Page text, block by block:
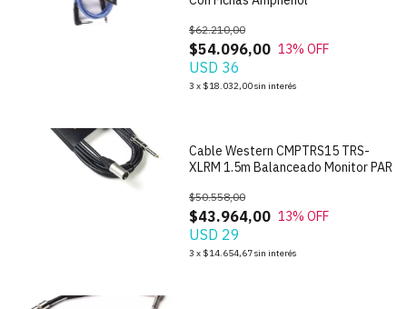
$54.096,00
$62.210,00
13% OFF
USD 36
3 x $18.032,00sin interés
Cable Western CMPTRS15 TRS-
XLRM 1.5m Balanceado Monitor PAR
$43.964,00
$50.558,00
13% OFF
USD 29
3 x $14.654,67sin interés